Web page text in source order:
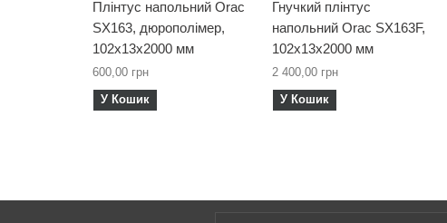
Плінтус напольний Orac
SX163, дюрополімер,
102х13х2000 мм
600,00 грн
У Кошик
Гнучкий плінтус
напольний Orac SX163F,
102х13х2000 мм
2 400,00 грн
У Кошик